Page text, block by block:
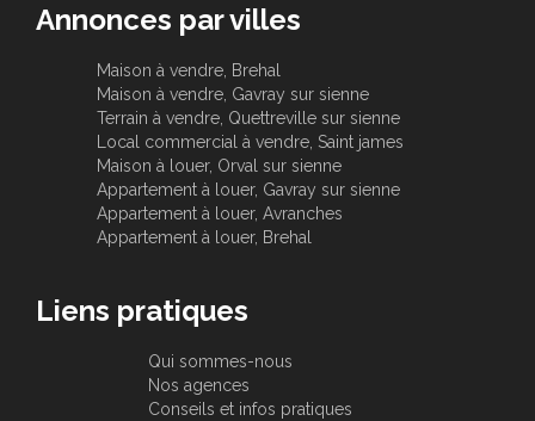
Annonces par villes
Maison à vendre, Brehal
Maison à vendre, Gavray sur sienne
Terrain à vendre, Quettreville sur sienne
Local commercial à vendre, Saint james
Maison à louer, Orval sur sienne
Appartement à louer, Gavray sur sienne
Appartement à louer, Avranches
Appartement à louer, Brehal
Liens pratiques
Qui sommes-nous
Nos agences
Conseils et infos pratiques